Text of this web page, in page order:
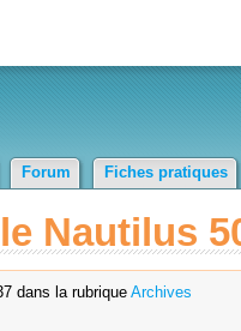
Forum Fiches pratiques
Nautilus
dans la rubriqueArchives